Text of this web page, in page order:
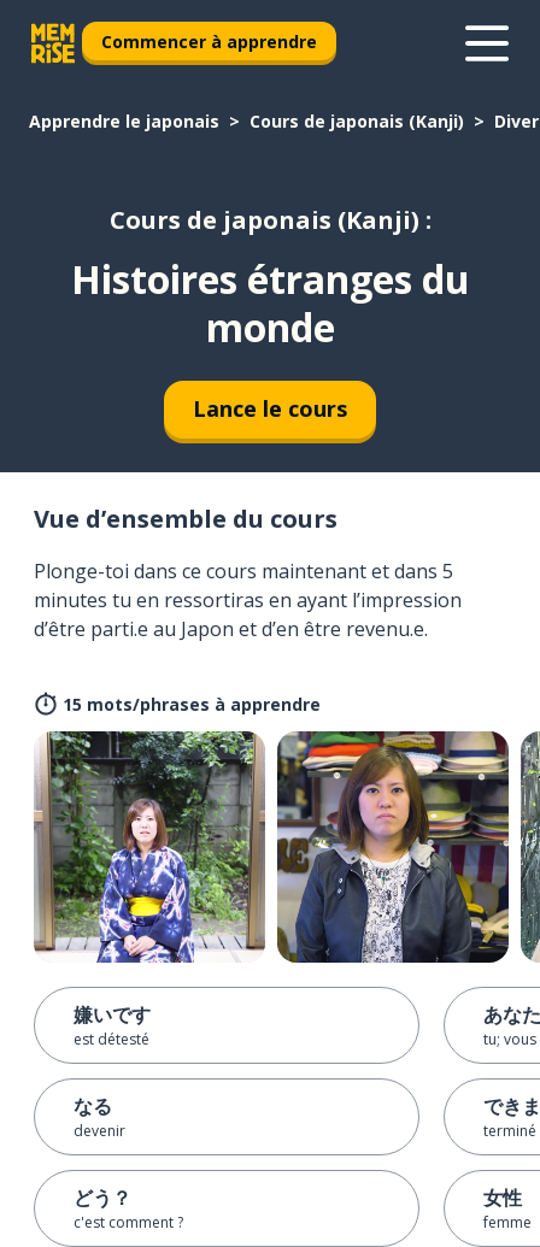
Commencer à apprendre
Apprendre le japonais Cours de japonais (Kanji)
Cours de japonais (Kanji) :
Histoires étranges du
monde
Lance le cours
Vue d’ensemble du cours
Plonge-toi dans ce cours maintenant et dans 5
minutes tu en ressortiras en ayant l’impression
d’être parti.e au Japon et d’en être revenu.e.
15 mots/phrases à apprendre
嫌いです
est détesté
なる
devenir
どう？
c'est comment ?
あなた
tu;
でき
terminé
女性
femme